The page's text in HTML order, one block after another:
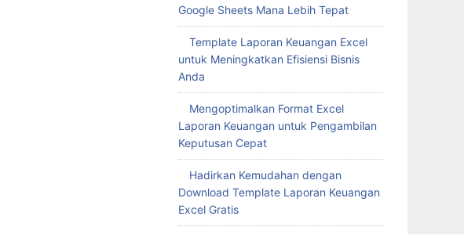
Google Sheets Mana Lebih Tepat
Template Laporan Keuangan Excel
untuk Meningkatkan Efisiensi Bisnis
Anda
Mengoptimalkan Format Excel
Laporan Keuangan untuk Pengambilan
Keputusan Cepat
Hadirkan Kemudahan dengan
Download Template Laporan Keuangan
Excel Gratis